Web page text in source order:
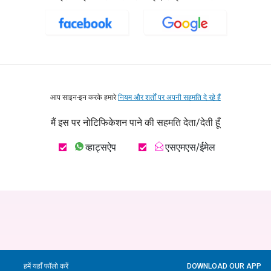
आप साइन-इन करके हमारेनियम और शर्तों पर अपनी सहमति दे रहे हैं
मैं इस पर नोटिफिकेशन पाने की सहमति देता/देती हूँ
व्हाट्सऐप एसएमएस/ईमेल
हमें यहाँ फॉलो करें DOWNLOAD OUR APP